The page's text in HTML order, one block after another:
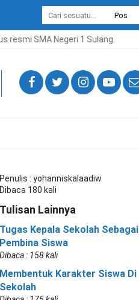
resmi SMA Negeri 1 Sulang.
Penulis : yohanniskalaadiw
Dibaca 180 kali
Tulisan Lainnya
Tugas Kepala Sekolah Sebagai
Pembina Siswa
Dibaca : 158 kali
Membentuk Karakter Siswa Di
Sekolah